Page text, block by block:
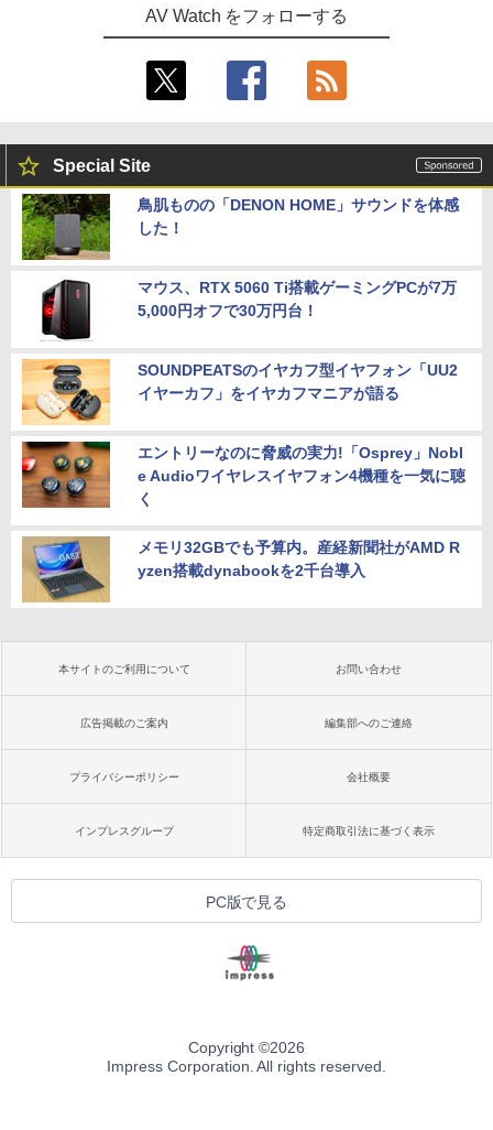
AV Watch をフォローする
Special Site
鳥肌ものの「DENON HOME」サウンドを体感
した！
マウス、RTX 5060 Ti搭載ゲーミングPCが7万
5,000円オフで30万円台！
SOUNDPEATSのイヤカフ型イヤフォン「UU2
イヤーカフ」をイヤカフマニアが語る
エントリーなのに脅威の実力!「Osprey」Nobl
e Audioワイヤレスイヤフォン4機種を一気に聴
く
メモリ32GBでも予算内。産経新聞社がAMD R
yzen搭載dynabookを2千台導入
本サイトのご利用について お問い合わせ
広告掲載のご案内 編集部へのご連絡
プライバシーポリシー 会社概要
インプレスグループ 特定商取引法に基づく表示
PC版で見る
Copyright ©2026
Impress Corporation. All rights reserved.